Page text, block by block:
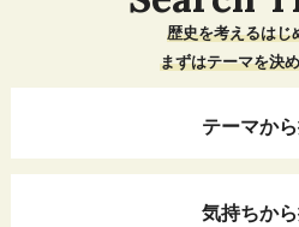
歴史を考えるはじ
まずはテーマを決
テーマか
気持ちか